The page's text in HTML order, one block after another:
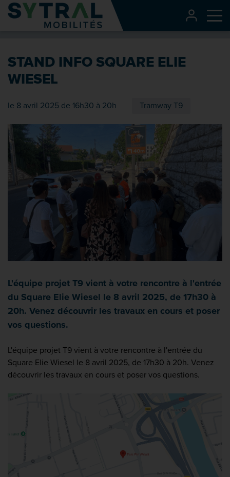
Contenu
Entête de page
Recherche
Pied de page
STAND INFO SQUARE ELIE
WIESEL
le 8 avril 2025 de 16h30 à 20h Tramway T9
L'équipe projet T9 vient à votre rencontre à l'entrée
du Square Elie Wiesel le 8 avril 2025, de 17h30 à
20h. Venez découvrir les travaux en cours et poser
vos questions.
L'équipe projet T9 vient à votre rencontre à l'entrée du
Square Elie Wiesel le 8 avril 2025, de 17h30 à 20h. Venez
découvrir les travaux en cours et poser vos questions.